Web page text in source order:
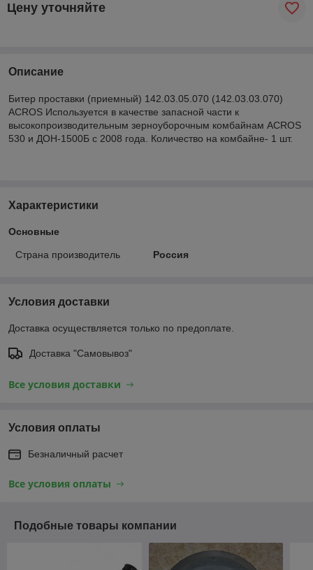
Цену уточняйте
Описание
Битер проставки (приемный) 142.03.05.070 (142.03.03.070)
ACROS Используется в качестве запасной части к
высокопроизводительным зерноуборочным комбайнам ACROS
530 и ДОН-1500Б с 2008 года. Количество на комбайне- 1 шт.
Характеристики
Основные
Страна производитель Россия
Условия доставки
Доставка осуществляется только по предоплате.
Доставка "Самовывоз"
Все условия доставки
Условия оплаты
Безналичный расчет
Все условия оплаты
Подобные товары компании